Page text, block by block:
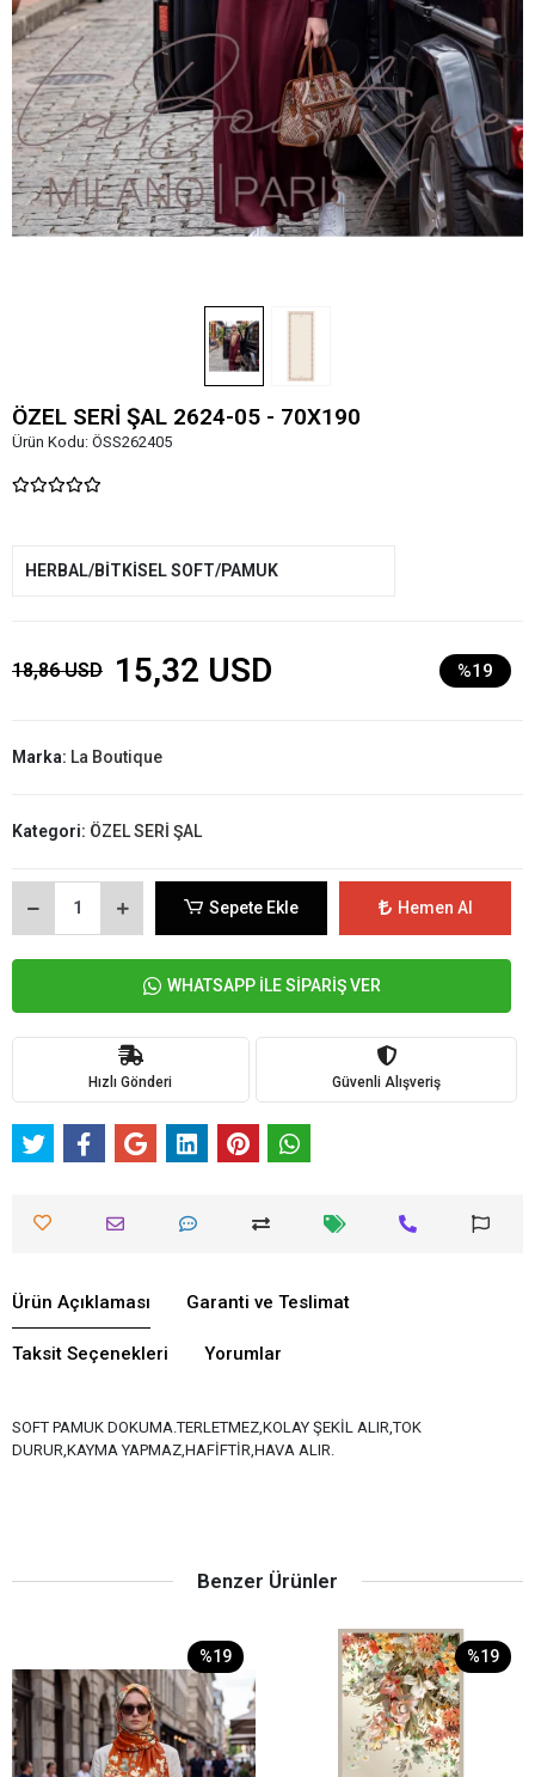
ÖZEL SERİ ŞAL 2624-05 - 70X190
Ürün Kodu: ÖSS262405
HERBAL/BİTKİSEL SOFT/PAMUK
18,86 USD 15,32 USD %19
Marka: La Boutique
Kategori: ÖZEL SERİ ŞAL
Sepete Ekle Hemen Al
WHATSAPP İLE SİPARİŞ VER
Hızlı Gönderi Güvenli Alışveriş
Ürün Açıklaması Garanti ve Teslimat
Taksit Seçenekleri Yorumlar
SOFT PAMUK DOKUMA.TERLETMEZ,KOLAY ŞEKİL ALIR,TOK
DURUR,KAYMA YAPMAZ,HAFİFTİR,HAVA ALIR.
Benzer Ürünler
%19 %19